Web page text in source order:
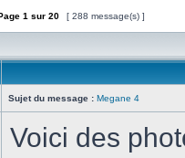
1 sur 20 [ 288 message(s) ]
Sujet du message : Megane 4
Voici des